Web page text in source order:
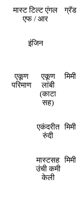
मास्ट टिल्ट एंगल
एफ / आर
ग्रॅड
इंजिन
एकूण
परिमाण
एकूण
लांबी
(काटा
सह)
मिमी
एकंदरीत
रुंदी
मिमी
मास्टसह
उंची कमी
केली
मिमी